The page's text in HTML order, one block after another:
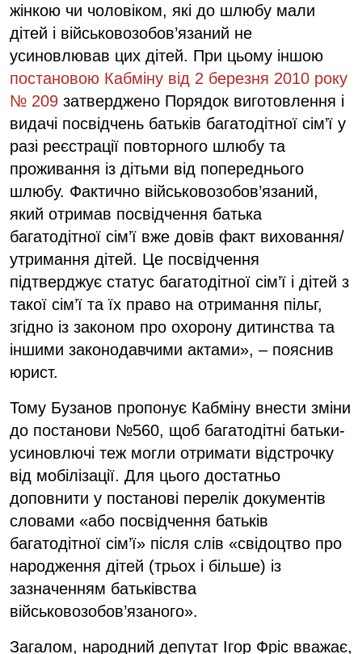
жінкою чи чоловіком, які до шлюбу мали
дітей і військовозобов’язаний не
усиновлював цих дітей. При цьому іншою
постановою Кабміну від 2 березня 2010 року
№ 209 затверджено Порядок виготовлення і
видачі посвідчень батьків багатодітної сім’ї у
разі реєстрації повторного шлюбу та
проживання із дітьми від попереднього
шлюбу. Фактично військовозобов’язаний,
який отримав посвідчення батька
багатодітної сім’ї вже довів факт виховання/
утримання дітей. Це посвідчення
підтверджує статус багатодітної сім’ї і дітей з
такої сім’ї та їх право на отримання пільг,
згідно із законом про охорону дитинства та
іншими законодавчими актами», – пояснив
юрист.
Тому Бузанов пропонує Кабміну внести зміни
до постанови №560, щоб багатодітні батьки-
усиновлючі теж могли отримати відстрочку
від мобілізації. Для цього достатньо
доповнити у постанові перелік документів
словами «або посвідчення батьків
багатодітної сім’ї» після слів «свідоцтво про
народження дітей (трьох і більше) із
зазначенням батьківства
військовозобов’язаного».
Загалом, народний депутат Ігор Фріс вважає,